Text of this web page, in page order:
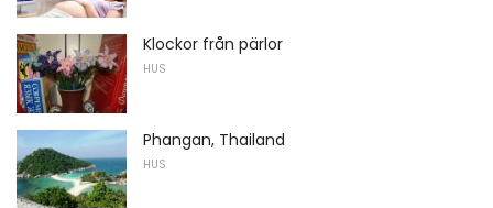
Klockor från pärlor
HUS
Phangan, Thailand
HUS